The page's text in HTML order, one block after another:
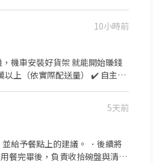
10小時前
機車安裝好貨架 就能開始賺錢
以上（依實際配送量） ✔️ 自主安
安排面試~
5天前
給予餐點上的建議。 ．後續將
餐完畢後，負責收拾碗盤與清理